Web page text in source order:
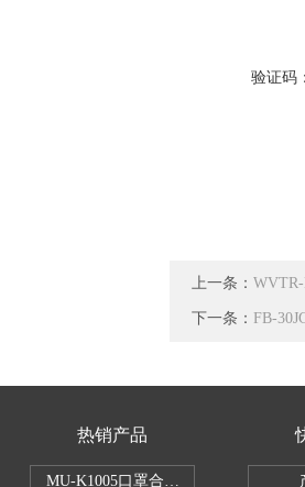
验证码
上一条：
下一条： FB-
热销产品
MU-K1005口罩合成血液穿透试验仪